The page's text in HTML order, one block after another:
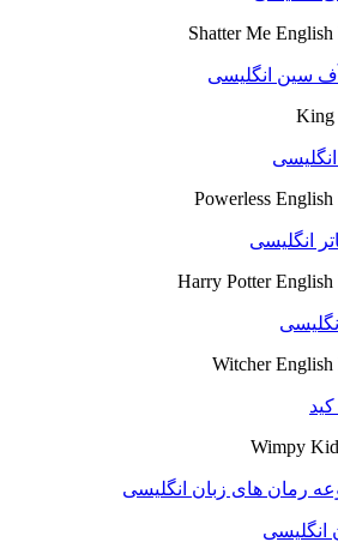
Shatter Me
سین انگلیسی
King
Powerless
انگلیسی
Harry Potter
Witcher
Wimpy
رمان های زبان انگلیسی
انگلیسی